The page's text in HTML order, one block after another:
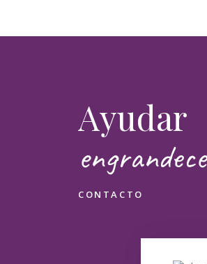
Ayudar
engrandece
CONTACTO